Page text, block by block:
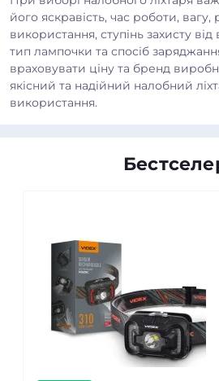
його яскравість, час роботи, вагу,
використання, ступінь захисту
тип лампочки та спосіб
враховувати ціну та бренд
якісний та надійний налобний
використання.